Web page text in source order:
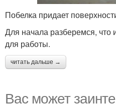
Побелка придает
Для начала разберемся, что
для работы.
читать дальше →
Вас может